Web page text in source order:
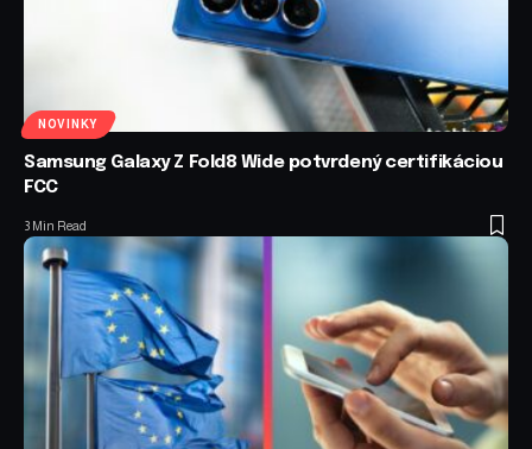
NOVINKY
Samsung Galaxy Z Fold8 Wide potvrdený certifikáciou
FCC
3 Min Read